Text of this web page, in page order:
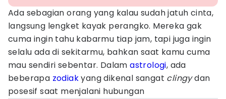
Ada sebagian orang yang kalau sudah jatuh cinta,
langsung lengket kayak perangko. Mereka gak
cuma ingin tahu kabarmu tiap jam, tapi juga ingin
selalu ada di sekitarmu, bahkan saat kamu cuma
mau sendiri sebentar. Dalamastrologi, ada
beberapa zodiakyang dikenal sangat clingydan
posesif saat menjalani hubungan